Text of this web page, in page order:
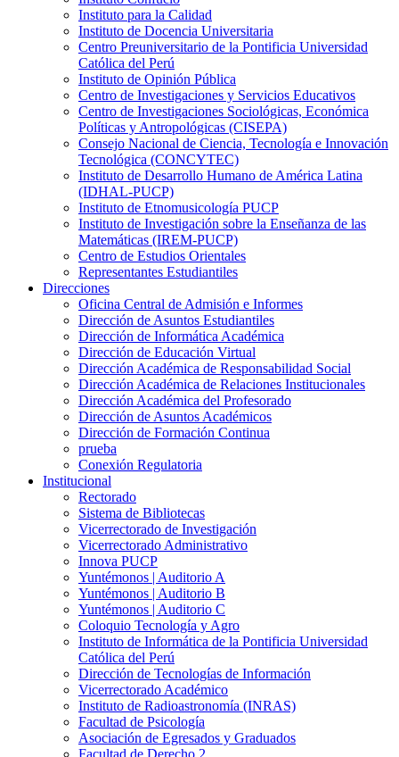
Instituto para la Calidad
Instituto de Docencia Universitaria
Centro Preuniversitario de la Pontificia Universidad
Católica del Perú
Instituto de Opinión Pública
Centro de Investigaciones y Servicios Educativos
Centro de Investigaciones Sociológicas, Económica
Políticas y Antropológicas (CISEPA)
Consejo Nacional de Ciencia, Tecnología e Innovación
Tecnológica (CONCYTEC)
Instituto de Desarrollo Humano de América Latina
(IDHAL-PUCP)
Instituto de Etnomusicología PUCP
Instituto de Investigación sobre la Enseñanza de las
Matemáticas (IREM-PUCP)
Centro de Estudios Orientales
Representantes Estudiantiles
Direcciones
Oficina Central de Admisión e Informes
Dirección de Asuntos Estudiantiles
Dirección de Informática Académica
Dirección de Educación Virtual
Dirección Académica de Responsabilidad Social
Dirección Académica de Relaciones Institucionales
Dirección Académica del Profesorado
Dirección de Asuntos Académicos
Dirección de Formación Continua
prueba
Conexión Regulatoria
Institucional
Rectorado
Sistema de Bibliotecas
Vicerrectorado de Investigación
Vicerrectorado Administrativo
Innova PUCP
Yuntémonos | Auditorio A
Yuntémonos | Auditorio B
Yuntémonos | Auditorio C
Coloquio Tecnología y Agro
Instituto de Informática de la Pontificia Universidad
Católica del Perú
Dirección de Tecnologías de Información
Vicerrectorado Académico
Instituto de Radioastronomía (INRAS)
Facultad de Psicología
Asociación de Egresados y Graduados
Facultad de Derecho 2